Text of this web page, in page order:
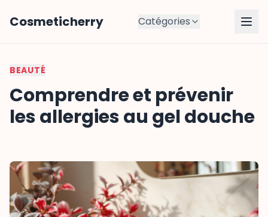
Cosmeticherry Catégories
BEAUTÉ
Comprendre et prévenir
les allergies au gel douche